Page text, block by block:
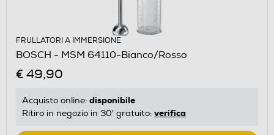
FRULLATORI A IMMERSIONE
BOSCH - MSM 64110-Bianco/Rosso
€ 49,90
Acquisto online: disponibile
Ritiro in negozio in 30' gratuito: verifica